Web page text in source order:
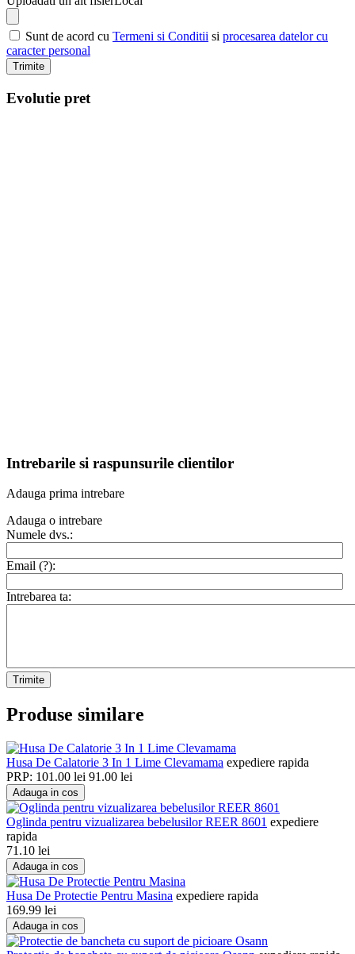
Sunt de acord cu Termeni si Conditii si procesarea datelor cu
caracter personal
Trimite
Evolutie pret
Intrebarile si raspunsurile clientilor
Adauga prima intrebare
Adauga o intrebare
Numele dvs.:
Email (?):
Intrebarea ta:
Trimite
Produse similare
Husa De Calatorie 3 In 1 Lime Clevamama expediere rapida
PRP: 101.00 lei 91.00 lei
Adauga in cos
Oglinda pentru vizualizarea bebelusilor REER 8601 expediere
rapida
71.10 lei
Adauga in cos
Husa De Protectie Pentru Masina expediere rapida
169.99 lei
Adauga in cos